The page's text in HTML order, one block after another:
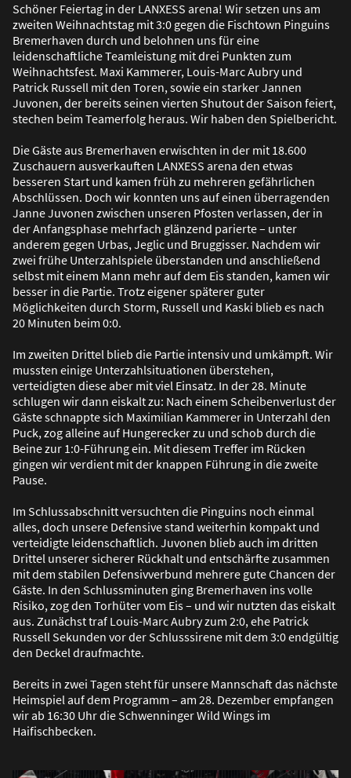
Schöner Feiertag in der LANXESS arena! Wir setzen uns am
zweiten Weihnachtstag mit 3:0 gegen die Fischtown Pinguins
Bremerhaven durch und belohnen uns für eine
leidenschaftliche Teamleistung mit drei Punkten zum
Weihnachtsfest. Maxi Kammerer, Louis-Marc Aubry und
Patrick Russell mit den Toren, sowie ein starker Jannen
Juvonen, der bereits seinen vierten Shutout der Saison feiert,
stechen beim Teamerfolg heraus. Wir haben den Spielbericht.
Die Gäste aus Bremerhaven erwischten in der mit 18.600
Zuschauern ausverkauften LANXESS arena den etwas
besseren Start und kamen früh zu mehreren gefährlichen
Abschlüssen. Doch wir konnten uns auf einen überragenden
Janne Juvonen zwischen unseren Pfosten verlassen, der in
der Anfangsphase mehrfach glänzend parierte – unter
anderem gegen Urbas, Jeglic und Bruggisser. Nachdem wir
zwei frühe Unterzahlspiele überstanden und anschließend
selbst mit einem Mann mehr auf dem Eis standen, kamen wir
besser in die Partie. Trotz eigener späterer guter
Möglichkeiten durch Storm, Russell und Kaski blieb es nach
20 Minuten beim 0:0.
Im zweiten Drittel blieb die Partie intensiv und umkämpft. Wir
mussten einige Unterzahlsituationen überstehen,
verteidigten diese aber mit viel Einsatz. In der 28. Minute
schlugen wir dann eiskalt zu: Nach einem Scheibenverlust der
Gäste schnappte sich Maximilian Kammerer in Unterzahl den
Puck, zog alleine auf Hungerecker zu und schob durch die
Beine zur 1:0-Führung ein. Mit diesem Treffer im Rücken
gingen wir verdient mit der knappen Führung in die zweite
Pause.
Im Schlussabschnitt versuchten die Pinguins noch einmal
alles, doch unsere Defensive stand weiterhin kompakt und
verteidigte leidenschaftlich. Juvonen blieb auch im dritten
Drittel unserer sicherer Rückhalt und entschärfte zusammen
mit dem stabilen Defensivverbund mehrere gute Chancen der
Gäste. In den Schlussminuten ging Bremerhaven ins volle
Risiko, zog den Torhüter vom Eis – und wir nutzten das eiskalt
aus. Zunächst traf Louis-Marc Aubry zum 2:0, ehe Patrick
Russell Sekunden vor der Schlusssirene mit dem 3:0 endgültig
den Deckel draufmachte.
Bereits in zwei Tagen steht für unsere Mannschaft das nächste
Heimspiel auf dem Programm – am 28. Dezember empfangen
wir ab 16:30 Uhr die Schwenninger Wild Wings im
Haifischbecken.